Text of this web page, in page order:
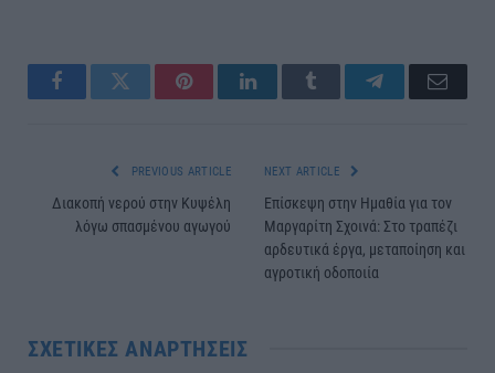
FacebookTwitter PinterestLinkedInTumblr TelegramEmail
PREVIOUS ARTICLE
Διακοπή νερού στην Κυψέλη
λόγω σπασμένου αγωγού
NEXT ARTICLE
Επίσκεψη στην Ημαθία για τον
Μαργαρίτη Σχοινά: Στο τραπέζι
αρδευτικά έργα, μεταποίηση και
αγροτική οδοποιία
ΣΧΕΤΙΚΈΣ ΑΝΑΡΤΉΣΕΙΣ